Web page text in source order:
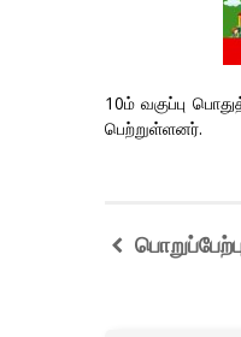
10ம் வகுப்பு
பெற்றுள்ளனர்.